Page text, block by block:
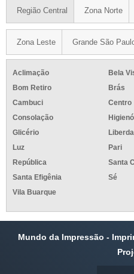
Região Central Zona Norte
Zona Leste Grande São
Aclimação
Bela
Bom Retiro
Brás
Cambuci
Centro
Consolação
Glicério
Luz
Pari
República
Santa
Santa Efigênia
Sé
Vila Buarque
Mundo da Impressão -